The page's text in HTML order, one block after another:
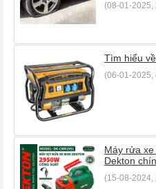
(08-01-2025,
Tìm hiểu
(06-01-2025,
Máy rửa
Dekton
(15-08-2024,